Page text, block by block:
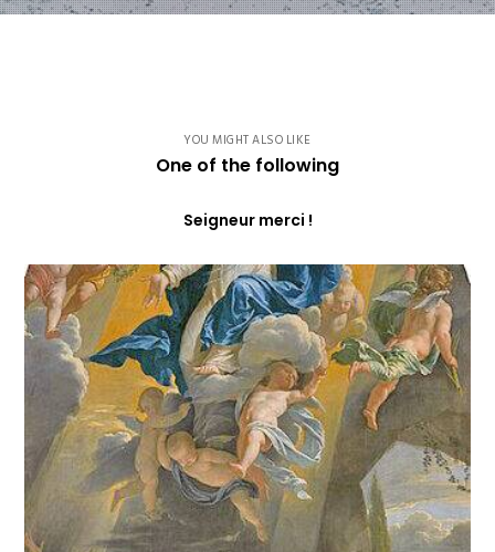
YOU MIGHT ALSO LIKE
One of the following
Seigneur merci !